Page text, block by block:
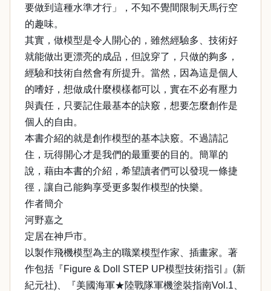
要做到這種水準才行」，不知不覺間限制天馬行空
的趣味。
其實，做模型是令人開心的，雖然經驗多、技術好
就能做出更漂亮的成品，但說穿了，只做的夠多，
經驗和技術自然會有所提升。當然，因為這是個人
的嗜好，想做成什麼模樣都可以，實在不必有壓力
與責任，只要記住最基本的訣竅，想要怎麼創作是
個人的自由。
本書介紹的就是創作模型的基本訣竅。不過請記
住，玩得開心才是我們的最重要的目的。簡單的
說，藉由本書的介紹，希望讀者們可以發現一條捷
徑，讓自己能夠享受更多製作模型的快樂。
作者簡介
河野嘉之
定居在神戶市。
以製作飛機模型為主的職業模型作家、插畫家。著
作包括『Figure & Doll STEP UP模型技術指引』(新
紀元社)、『美國海軍★陸戰隊軍機塗裝指南Vol.1、